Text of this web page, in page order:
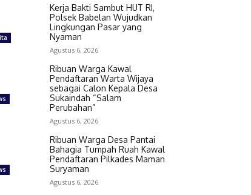
Kerja Bakti Sambut HUT RI,
Polsek Babelan Wujudkan
Lingkungan Pasar yang
Nyaman
Agustus 6, 2026
Ribuan Warga Kawal
Pendaftaran Warta Wijaya
sebagai Calon Kepala Desa
Sukaindah “Salam
Perubahan”
Agustus 6, 2026
Ribuan Warga Desa Pantai
Bahagia Tumpah Ruah Kawal
Pendaftaran Pilkades Maman
Suryaman
Agustus 6, 2026